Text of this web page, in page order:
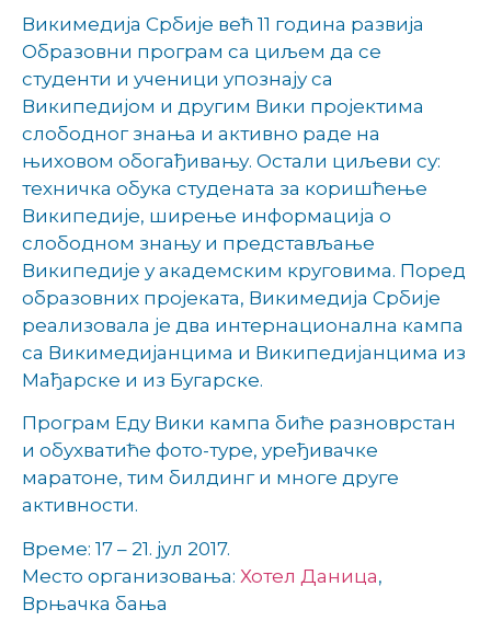
Викимедија Србије већ 11 година развија
Образовни програм са циљем да се
студенти и ученици упознају са
Википедијом и другим Вики пројектима
слободног знања и активно раде на
њиховом обогађивању. Остали циљеви су:
техничка обука студената за коришћење
Википедије, ширење информација о
слободном знању и представљање
Википедије у академским круговима. Поред
образовних пројеката, Викимедија Србије
реализовала је два интернационална кампа
са Викимедијанцима и Википедијанцима из
Мађарске и из Бугарске.
Програм Еду Вики кампа биће разноврстан
и обухватиће фото-туре, уређивачке
маратоне, тим билдинг и многе друге
активности.
Време: 17 – 21. јул 2017.
Место организовања: Хотел Даница,
Врњачка бања